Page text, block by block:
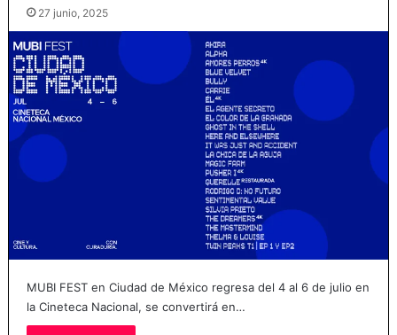
27 junio, 2025
MUBI FEST en Ciudad de México regresa del 4 al 6 de julio en
la Cineteca Nacional, se convertirá en…